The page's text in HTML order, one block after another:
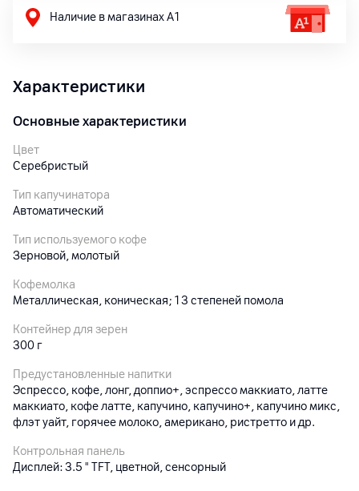
Наличие в магазинах А1
Характеристики
Основные характеристики
Цвет
Серебристый
Тип капучинатора
Автоматический
Тип используемого кофе
Зерновой, молотый
Кофемолка
Металлическая, коническая; 13 степеней помола
Контейнер для зерен
300 г
Предустановленные напитки
Эспрессо, кофе, лонг, доппио+, эспрессо маккиато, латте
маккиато, кофе латте, капучино, капучино+, капучино микс,
флэт уайт, горячее молоко, американо, ристретто и др.
Контрольная панель
Дисплей: 3.5 " TFT, цветной, сенсорный